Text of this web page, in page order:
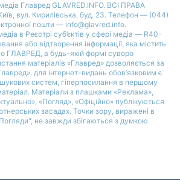
Главред GLAVRED.INFO. ВСІ ПРАВА
вул. Кирилівська, буд. 23. Телефон — (044)
пошти — info@glavred.info.
в Реєстрі суб’єктів у сфері медіа — R40-
або відтворення інформації, яка містить
ГЛАВРЕД, в будь-якій формi суворо
матеріалів «Главред» дозволяється за
для інтернет-видань обов’язковим є
систем, гіперпосилання в першому
Матеріали з плашками «Реклама»,
«Погляд», «Офіційно» публікуються
засадах. Точки зору, виражені в
не завжди збігаються з думкою